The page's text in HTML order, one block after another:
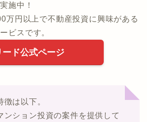
施中！
万円以上で不動産投資に興味がある
ビスです。
ード公式ページ
は以下。
ンション投資の案件を提供して